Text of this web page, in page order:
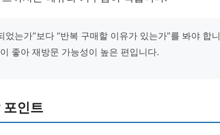
는가”보다 “반복 구매할 이유가 있는가”를 봐야 합니
좋아 재방문 가능성이 높은 편입니다.
포인트